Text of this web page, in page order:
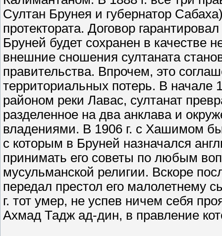
Султан Брунея и губернатор
протектората. Договор
Бруней будет сохранен в качестве
внешние сношения султаната
правительства. Впрочем, это
территориальных потерь. В начале
районом реки Лавас, султанат
разделенное на два анклава и
владениями. В 1906 г. с Хашимом
с которым в Бруней назначался
принимать его советы по любым
мусульманской религии. Вскоре
передал престол его
г. тот умер, не успев ничем себя
Ахмад Тадж ад-дин, в правление